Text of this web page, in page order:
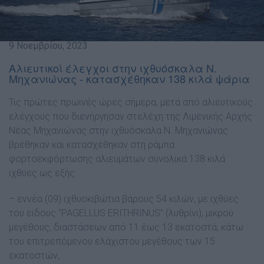
9 Νοεμβρίου, 2023
Αλιευτικοί έλεγχοι στην ιχθυόσκαλα Ν.
Μηχανιώνας - κατασχέθηκαν 138 κιλά ψάρια
Τις πρώτες πρωινές ώρες σήμερα, μετά από αλιευτικούς
ελέγχους που διενήργησαν στελέχη της Λιμενικής Αρχής
Νέας Μηχανιώνας στην ιχθυόσκαλα Ν. Μηχανιώνας
βρέθηκαν και κατασχέθηκαν στη ράμπα
φορτοεκφόρτωσης αλιευμάτων συνολικά 138 κιλά
ιχθύες ως εξής:
– εννέα (09) ιχθυοκιβώτια βάρους 54 κιλών, με ιχθύες
του είδους “PAGELLUS ERITHRINUS” (λυθρίνι), μικρού
μεγέθους, διαστάσεων από 11 έως 13 εκατοστά, κάτω
του επιτρεπόμενου ελάχιστου μεγέθους των 15
εκατοστών,